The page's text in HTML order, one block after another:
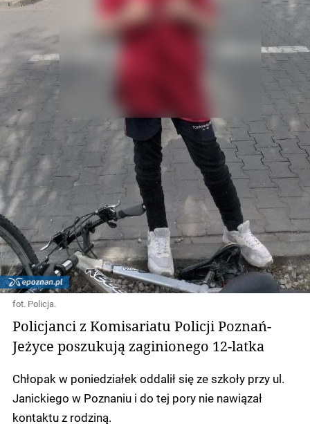
fot. Policja.
Policjanci z Komisariatu Policji Poznań-
Jeżyce poszukują zaginionego 12-latka
Chłopak w poniedziałek oddalił się ze szkoły przy ul.
Janickiego w Poznaniu i do tej pory nie nawiązał
kontaktu z rodziną.